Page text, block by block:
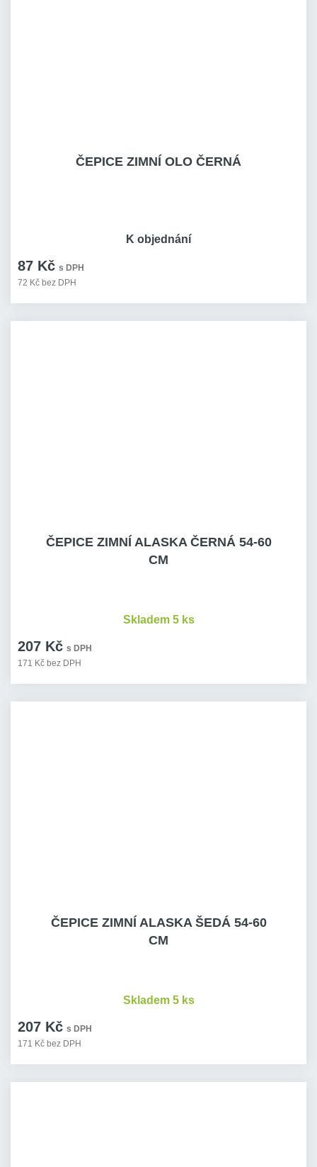
ČEPICE ZIMNÍ OLO ČERNÁ
87 Kč s DPH
72 Kč bez DPH
K objednání
ČEPICE ZIMNÍ ALASKA ČERNÁ 54-60
CM
207 Kč s DPH
171 Kč bez DPH
Skladem 5 ks
ČEPICE ZIMNÍ ALASKA ŠEDÁ 54-60
CM
207 Kč s DPH
171 Kč bez DPH
Skladem 5 ks